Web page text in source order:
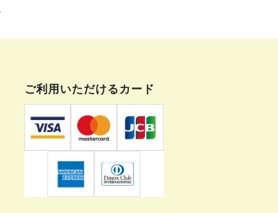
ご利用いただけるカード